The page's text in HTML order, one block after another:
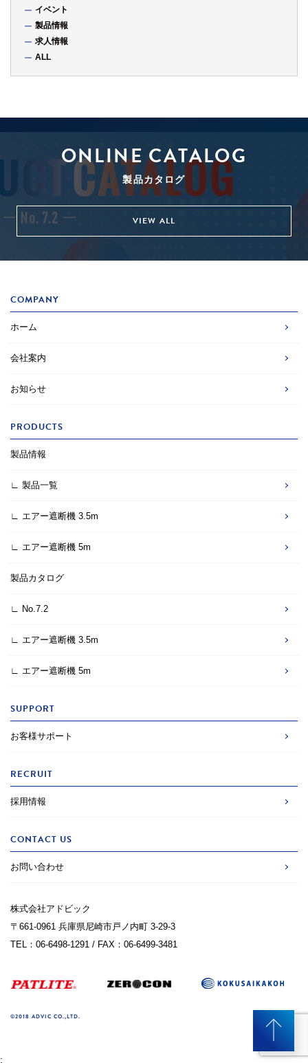
イベント
製品情報
求人情報
ALL
ONLINE CATALOG
製品カタログ
VIEW ALL
COMPANY
ホーム
会社案内
お知らせ
PRODUCTS
製品情報
∟ 製品一覧
∟ エアー遮断機 3.5m
∟ エアー遮断機 5m
製品カタログ
∟ No.7.2
∟ エアー遮断機 3.5m
∟ エアー遮断機 5m
SUPPORT
お客様サポート
RECRUIT
採用情報
CONTACT US
お問い合わせ
株式会社アドビック
〒661-0961 兵庫県尼崎市戸ノ内町 3-29-3
TEL：06-6498-1291 / FAX：06-6499-3481
©2018 ADVIC CO.,LTD.
;